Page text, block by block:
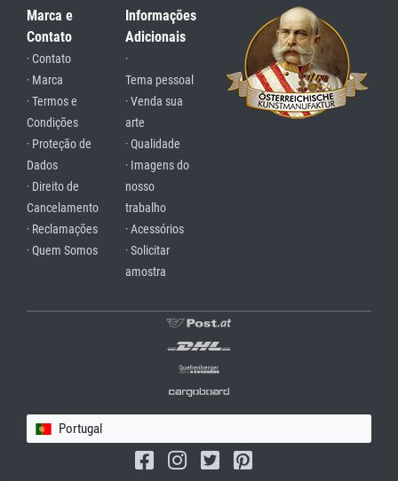
Marca e
Contato
· Contato
· Marca
· Termos e
Condições
· Proteção de
Dados
· Direito de
Cancelamento
· Reclamações
· Quem Somos
Informações
Adicionais
·
Tema pessoal
· Venda sua
arte
· Qualidade
· Imagens do
nosso
trabalho
· Acessórios
· Solicitar
amostra
Portugal